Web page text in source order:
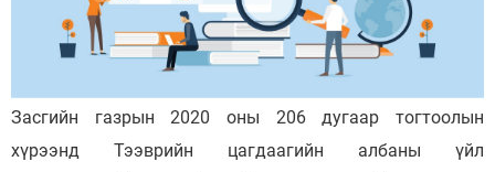
Засгийн газрын 2020 оны 206 дугаар тогтоолын
хүрээнд Тээврийн цагдаагийн албаны үйл